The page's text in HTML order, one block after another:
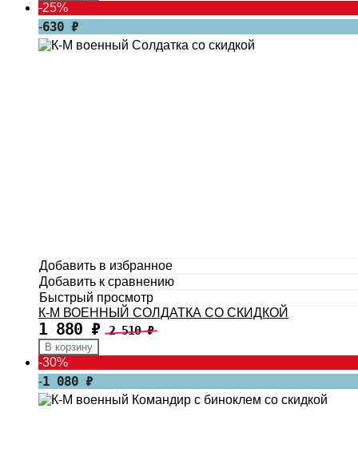
-25%
-630 ₽
Добавить в избранное
Добавить к сравнению
Быстрый просмотр
К-М ВОЕННЫЙ СОЛДАТКА СО СКИДКОЙ
1 880 ₽ 2 510₽
В корзину
-30%
-1 080 ₽